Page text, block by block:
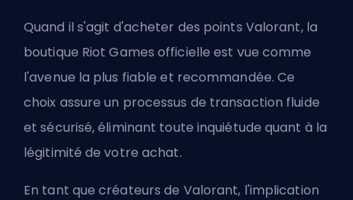
Quand il s'agit d'acheter des points Valorant, la
boutique Riot Games officielle est vue comme
l'avenue la plus fiable et recommandée. Ce
choix assure un processus de transaction fluide
et sécurisé, éliminant toute inquiétude quant à la
légitimité de votre achat.
En tant que créateurs de Valorant, l'implication